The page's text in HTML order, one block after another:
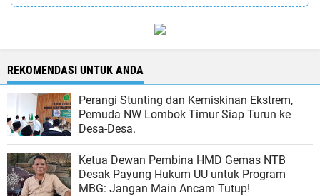
REKOMENDASI UNTUK ANDA
Perangi Stunting dan Kemiskinan Ekstrem,
Pemuda NW Lombok Timur Siap Turun ke
Desa-Desa.
Ketua Dewan Pembina HMD Gemas NTB
Desak Payung Hukum UU untuk Program
MBG: Jangan Main Ancam Tutup!